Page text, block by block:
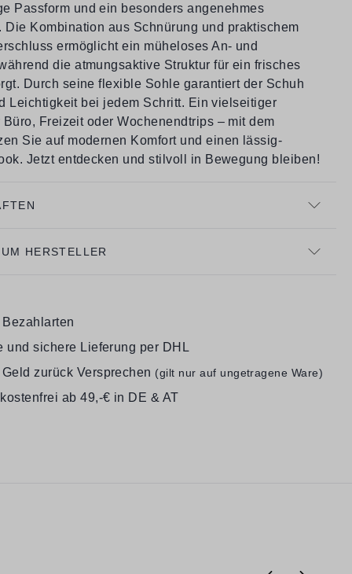
Passform und ein besonders angenehmes
Die Kombination aus Schnürung und praktischem
ermöglicht ein müheloses An- und
die atmungsaktive Struktur für ein frisches
Durch seine flexible Sohle garantiert der Schuh
Leichtigkeit bei jedem Schritt. Ein vielseitiger
Freizeit oder Wochenendtrips – mit dem
Sie auf modernen Komfort und einen lässig-
Jetzt entdecken und stilvoll in Bewegung bleiben!
HERSTELLER
und sichere Lieferung per DHL
zurück Versprechen (gilt nur auf ungetragene Ware)
ab 49,-€ in DE & AT